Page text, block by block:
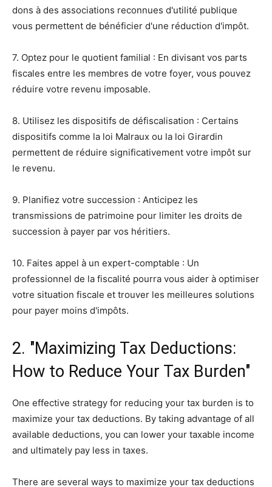
dons à des associations reconnues d'utilité publique
vous permettent de bénéficier d'une réduction d'impôt.
7. Optez pour le quotient familial : En divisant vos parts
fiscales entre les membres de votre foyer, vous pouvez
réduire votre revenu imposable.
8. Utilisez les dispositifs de défiscalisation : Certains
dispositifs comme la loi Malraux ou la loi Girardin
permettent de réduire significativement votre impôt sur
le revenu.
9. Planifiez votre succession : Anticipez les
transmissions de patrimoine pour limiter les droits de
succession à payer par vos héritiers.
10. Faites appel à un expert-comptable : Un
professionnel de la fiscalité pourra vous aider à optimiser
votre situation fiscale et trouver les meilleures solutions
pour payer moins d'impôts.
2. "Maximizing Tax Deductions:
How to Reduce Your Tax Burden"
One effective strategy for reducing your tax burden is to
maximize your tax deductions. By taking advantage of all
available deductions, you can lower your taxable income
and ultimately pay less in taxes.
There are several ways to maximize your tax deductions